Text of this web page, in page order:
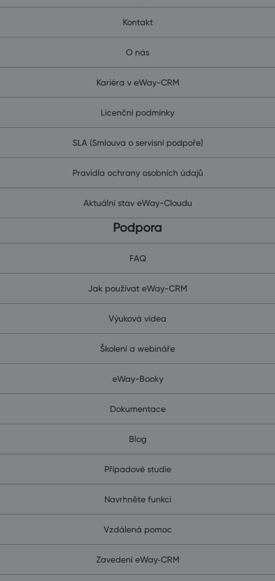
Kontakt
O nás
Kariéra v eWay-CRM
Licenční podmínky
SLA (Smlouva o servisní podpoře)
Pravidla ochrany osobních údajů
Aktuální stav eWay-Cloudu
Podpora
FAQ
Jak používat eWay-CRM
Výuková videa
Školení a webináře
eWay-Booky
Dokumentace
Blog
Případové studie
Navrhněte funkci
Vzdálená pomoc
Zavedení eWay‑CRM